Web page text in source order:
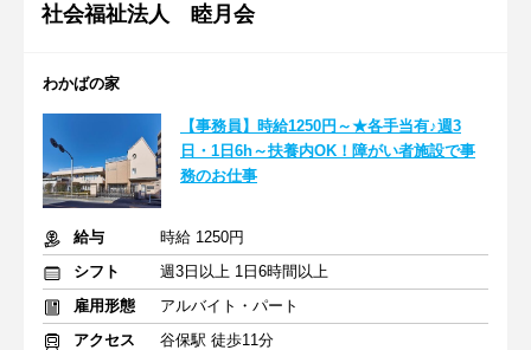
社会福祉法人 睦月会
わかばの家
【事務員】時給1250円～★各手当有♪週3
日・1日6h～扶養内OK！障がい者施設で事
務のお仕事
給与
時給 1250円
シフト
週3日以上 1日6時間以上
雇用形態
アルバイト・パート
アクセス
谷保駅 徒歩11分